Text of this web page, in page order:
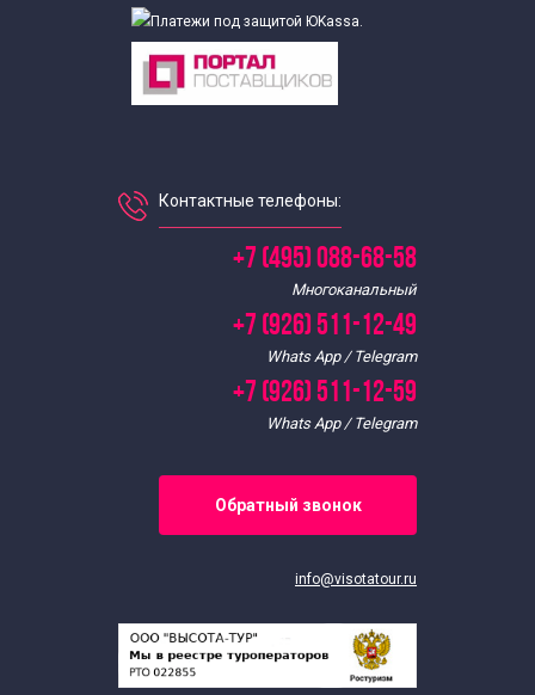
Экскурсии для школьников в мае
Экскурсии для школьников в октябре
Экскурсии для школьников в сентябре
Экскурсии для школьников
Контактные телефоны:
+7 (495) 088-68-58
Многоканальный
+7 (926) 511-12-49
Whats App / Telegram
+7 (926) 511-12-59
Whats App / Telegram
Обратный звонок
info@visotatour.ru